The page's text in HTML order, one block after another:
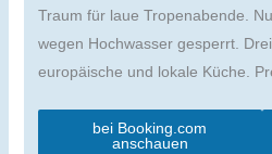
Traum für laue Tropenabende.
wegen Hochwasser gesperrt.
europäische und lokale Küche.
bei Booking.com
anschauen